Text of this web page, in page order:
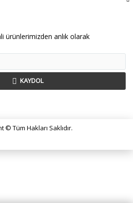
ürünlerimizden anlık olarak
KAYDOL
© Tüm Hakları Saklıdır.